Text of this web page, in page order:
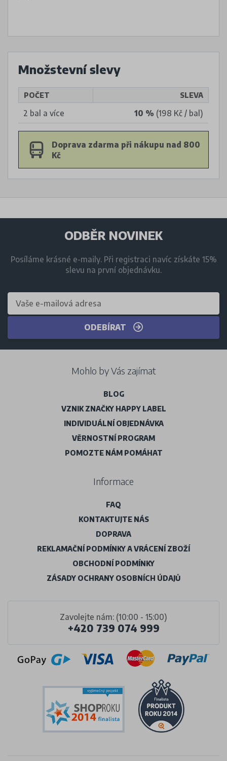
Množstevní slevy
POČET SLEVA
2 bal a více 10 % (198 Kč / bal)
Doprava zdarma při nákupu nad 800
Kč
ODBĚR NOVINEK
Posíláme krásné e-maily. Při registraci navíc získáte 15%
slevu na první objednávku.
ODEBÍRAT
Zavolejte nám: (10:00 - 15:00)
+420 739 074 999
Mohlo by Vás zajímat
BLOG
VZNIK ZNAČKY HAPPY LABEL
INDIVIDUÁLNÍ OBJEDNÁVKA
VĚRNOSTNÍ PROGRAM
POMOZTE NÁM POMÁHAT
Informace
FAQ
KONTAKTUJTE NÁS
DOPRAVA
REKLAMAČNÍ PODMÍNKY A VRÁCENÍ ZBOŽÍ
OBCHODNÍ PODMÍNKY
ZÁSADY OCHRANY OSOBNÍCH ÚDAJŮ